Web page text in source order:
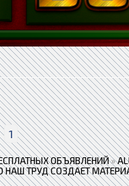
1
ОБЪЯВЛЕНИЙ»
НАШ ТРУД СОЗДАЕТ